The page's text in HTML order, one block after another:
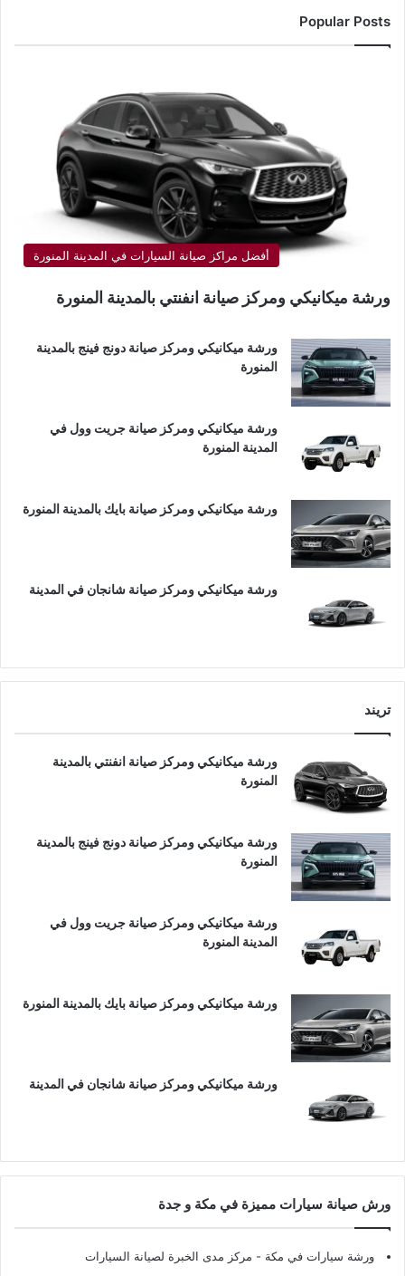
Popular Posts
أفضل مراكز صيانة السيارات في المدينة المنورة
ورشة ميكانيكي ومركز صيانة انفنتي بالمدينة المنورة
ورشة ميكانيكي ومركز صيانة دونج فينج بالمدينة
المنورة
ورشة ميكانيكي ومركز صيانة جريت وول في
المدينة المنورة
ورشة ميكانيكي ومركز صيانة بايك بالمدينة المنورة
ورشة ميكانيكي ومركز صيانة شانجان في المدينة
تريند
ورشة ميكانيكي ومركز صيانة انفنتي بالمدينة
المنورة
ورشة ميكانيكي ومركز صيانة دونج فينج بالمدينة
المنورة
ورشة ميكانيكي ومركز صيانة جريت وول في
المدينة المنورة
ورشة ميكانيكي ومركز صيانة بايك بالمدينة المنورة
ورشة ميكانيكي ومركز صيانة شانجان في المدينة
ورش صيانة سيارات مميزة في مكة و جدة
ورشة سيارات في مكة - مركز مدى الخبرة لصيانة السيارات